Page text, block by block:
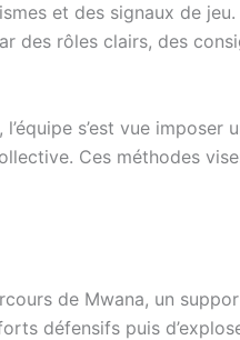
et des signaux de
des rôles clairs, des
s’est vue
Ces méthodes
de Mwana, un
défensifs puis